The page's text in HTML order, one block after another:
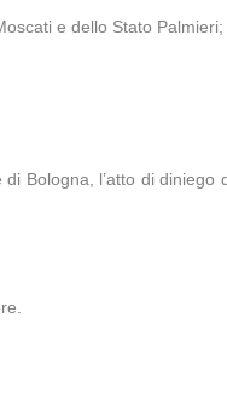
e dello Stato Palmieri;
Bologna, l’atto di diniego